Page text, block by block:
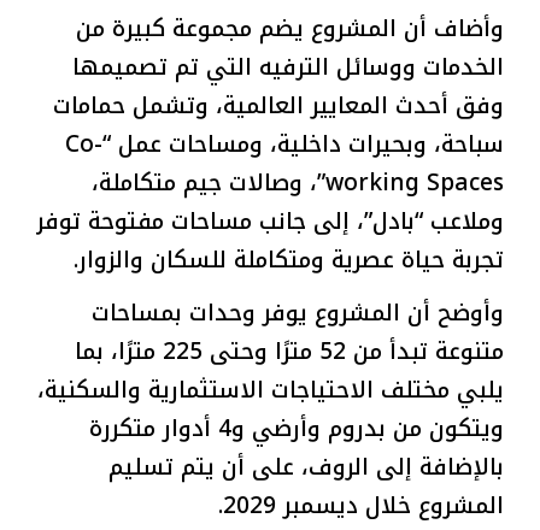
وأضاف أن المشروع يضم مجموعة كبيرة من
الخدمات ووسائل الترفيه التي تم تصميمها
وفق أحدث المعايير العالمية، وتشمل حمامات
سباحة، وبحيرات داخلية، ومساحات عمل “Co-
working Spaces”، وصالات جيم متكاملة،
وملاعب “بادل”، إلى جانب مساحات مفتوحة توفر
تجربة حياة عصرية ومتكاملة للسكان والزوار.
وأوضح أن المشروع يوفر وحدات بمساحات
متنوعة تبدأ من 52 مترًا وحتى 225 مترًا، بما
يلبي مختلف الاحتياجات الاستثمارية والسكنية،
ويتكون من بدروم وأرضي و4 أدوار متكررة
بالإضافة إلى الروف، على أن يتم تسليم
المشروع خلال ديسمبر 2029.